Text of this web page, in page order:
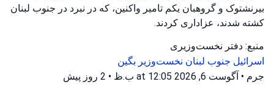
بیرنشتوک و گروهبان یکم تامیر واکنین، که در نبرد در جنوب لبنان
کشته شدند، عزاداری کردند.
منبع: دفتر نخست‌وزیری
اسرائیل جنوب لبنان نخست‌وزیر بگین
جرم • آگوست 6, 2026 at 12:05 ب.ظ • 2 روز پیش